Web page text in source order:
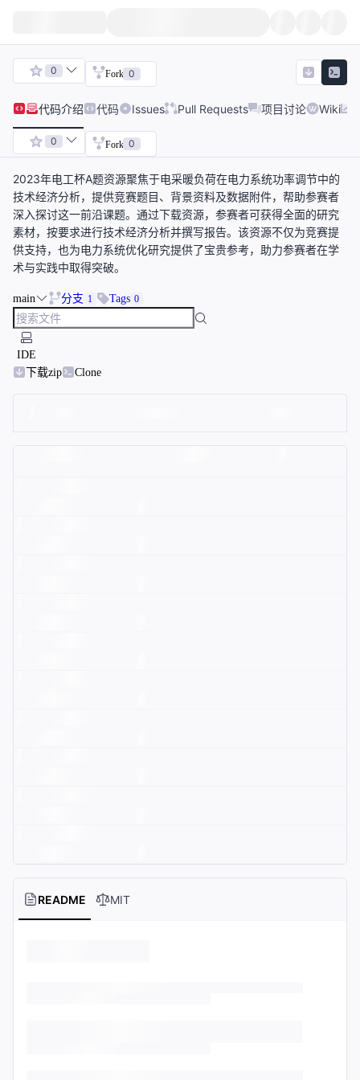
0 Fork 0
代码介绍 代码 Issues Pull Requests 项目讨论 Wiki
0 Fork 0
2023年电工杯A题资源聚焦于电采暖负荷在电力系统功率调节中的
技术经济分析，提供竞赛题目、背景资料及数据附件，帮助参赛者
深入探讨这一前沿课题。通过下载资源，参赛者可获得全面的研究
素材，按要求进行技术经济分析并撰写报告。该资源不仅为竞赛提
供支持，也为电力系统优化研究提供了宝贵参考，助力参赛者在学
术与实践中取得突破。
main 分支 1 Tags 0
IDE
下载zip
Clone
README MIT